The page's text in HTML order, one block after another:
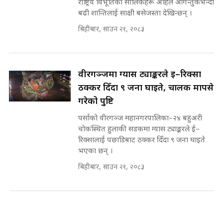
सहकारी पीडितसँग मन्त्री प्रतिभा रावलले
भनिन्–साथ दिनुहोस्, दबाब होइन ||
Sidhakura || Pratibha Rawal
रसुवाकाे भाङ्गे झरना | Bhange
Waterfall of Rasuwa ||
SIDHAKURA ||
कहिले बन्ला चक्रपथ ? विस्तार कार्यमा
किन भइरहेछ ढिलाइ ?The Ring Road
Expansion Dilemma |
SIDHAKURA |
मन्त्री आउने बित्तिकै सुरु भएको थियो
घुसको डिल गर्ने मन्त्रीकाे राजिनामा,
भूमिसुधार मन्त्रीलाई जोगाइदै ! ||
SIDHAKURA ||
७८ लाख घुस खाने मन्त्री ! जोगाउने
प्रधानमन्त्री ? || SIDHAKURA ||
राष्ट्रिय विभूतिका सालिकहरू अहिले आगन्तुकभन्दा
बढी शान्तिलाई साक्षी बसेजस्ता देखिन्छन् ।
बिहीबार, साउन २१, २०८३
वीरगञ्जमा ग्यास ट्याङ्करले ई–रिक्सा
ठक्कर दिँदा ९ जना घाइते, चालक मापसे
गरेको पुष्टि
पर्साको वीरगञ्ज महानगरपालिका–२४ बहुअरी
चोकस्थित हुलाकी सडकमा ग्यास ट्याङ्करले ई–
रिक्सालाई पछाडिबाट ठक्कर दिँदा ९ जना घाइते
भएका छन् ।
बिहीबार, साउन २१, २०८३